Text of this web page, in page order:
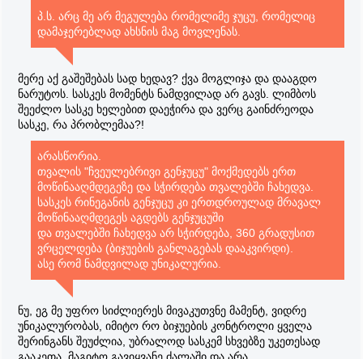
პ.ს. არც მე არ მეგულება რომელიმე ჯუცუ, რომელიც
დამაჯერებლად ახსნის მაგ მოვლენას.
მერე აქ გაშეშებას სად ხედავ? ქვა მოგლიჯა და დააგდო
ნარუტოს. სასკეს მომენტს ნამდვილად არ გავს. ლიმბოს
შეეძლო სასკე ხელებით დაეჭირა და ვერც გაინძრეოდა
სასკე, რა პრობლემაა?!
არასწორია.
თვალის "ჩვეულებრივი გენჯუცუ" მოქმედებს ერთ
მოწინააღმდეგეზე და სჭირდება თვალებში ჩახედვა.
სასკეს რინეგანის გენჯუცუ კი ერთდროულად მრავალ
მოწინააღმდეგეს აგდებს გენჯუცუში
და თვალებში ჩახედვა არ სჭირდება, 360 გრადუსით
ვრცელდება (ბიჯუების განლაგებას დააკვირდი).
ასე რომ ნამდვილად უნიკალურია.
ნუ, ეგ მე უფრო სიძლიერეს მივაკუთვნე მამენტ, ვიდრე
უნიკალურობას, იმიტო რო ბიჯუების კონტროლი ყველა
შერინგანს შეუძლია, უბრალოდ სასკემ სხვებზე უკეთესად